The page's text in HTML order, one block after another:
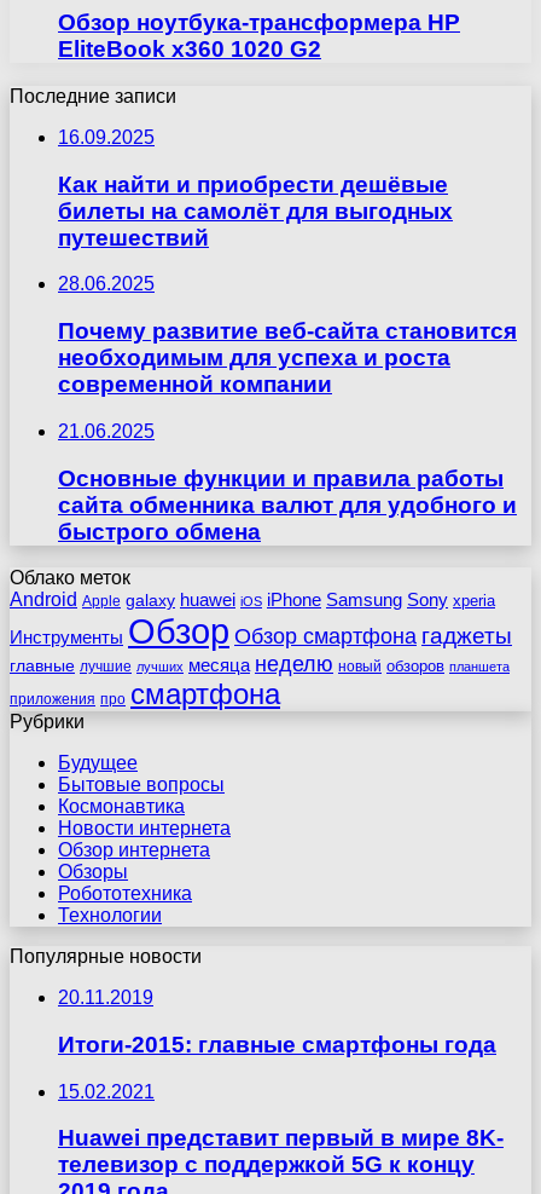
Обзор ноутбука-трансформера HP
EliteBook x360 1020 G2
Последние записи
16.09.2025
Как найти и приобрести дешёвые
билеты на самолёт для выгодных
путешествий
28.06.2025
Почему развитие веб-сайта становится
необходимым для успеха и роста
современной компании
21.06.2025
Основные функции и правила работы
сайта обменника валют для удобного и
быстрого обмена
Облако меток
Android Apple galaxy huawei iOS iPhone Samsung Sony xperia
Инструменты Обзор Обзор смартфона гаджеты
главные лучшие лучших месяца неделю новый обзоров планшета
приложения про смартфона
Рубрики
Будущее
Бытовые вопросы
Космонавтика
Новости интернета
Обзор интернета
Обзоры
Робототехника
Технологии
Популярные новости
20.11.2019
Итоги-2015: главные смартфоны года
15.02.2021
Huawei представит первый в мире 8K-
телевизор с поддержкой 5G к концу